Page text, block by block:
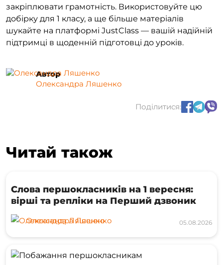
закріплювати грамотність. Використовуйте цю
добірку для 1 класу, а ще більше матеріалів
шукайте на платформі JustClass — вашій надійній
підтримці в щоденній підготовці до уроків.
Автор
Олександра Ляшенко
Поділитися:
Читай також
Слова першокласників на 1 вересня:
вірші та репліки на Перший дзвоник
Олександра Ляшенко 05.08.2026